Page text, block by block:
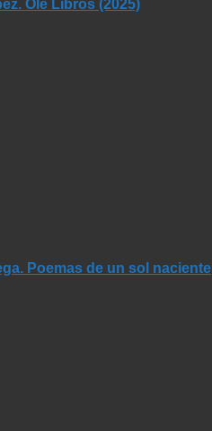
Olé Libros (2025)
Poemas de un sol naciente